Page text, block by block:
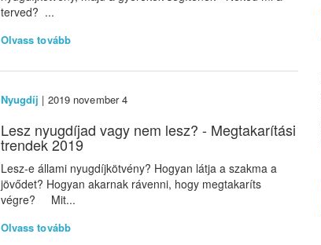
terved? ...
Olvass tovább
Nyugdíj | 2019 november 4
Lesz nyugdíjad vagy nem lesz? - Megtakarítási
trendek 2019
Lesz-e állami nyugdíjkötvény? Hogyan látja a szakma a
jövődet? Hogyan akarnak rávenni, hogy megtakaríts
végre? Mit...
Olvass tovább